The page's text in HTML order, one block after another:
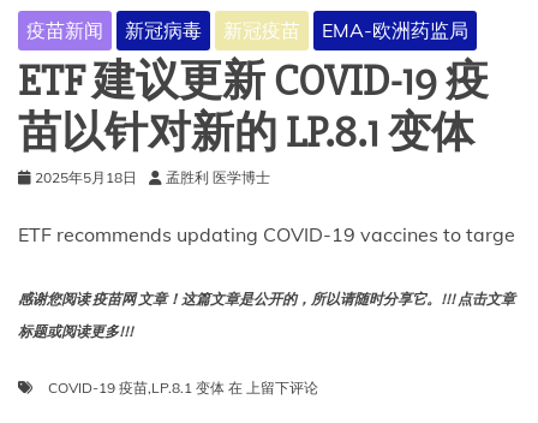
疫苗新闻 新冠病毒 新冠疫苗 EMA-欧洲药监局
ETF 建议更新 COVID-19 疫
苗以针对新的 LP.8.1 变体
2025年5月18日 孟胜利 医学博士
ETF recommends updating COVID-19 vaccines to targe
感谢您阅读 疫苗网 文章！这篇文章是公开的，所以请随时分享它。!!! 点击文章
标题或阅读更多!!!
COVID-19 疫苗,LP.8.1 变体 在 ETF
上留下评论